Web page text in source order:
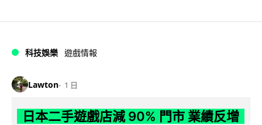
科技娛樂 遊戲情報
Lawton 1 日
日本二手遊戲店減 90% 門市 業績反增